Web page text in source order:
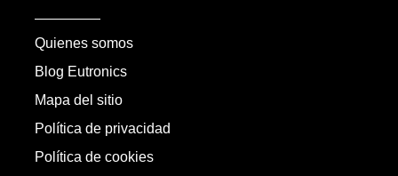
Quienes somos
Blog Eutronics
Mapa del sitio
Política de privacidad
Política de cookies